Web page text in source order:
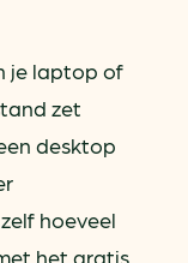
je laptop of
zet
desktop
hoeveel
het gratis